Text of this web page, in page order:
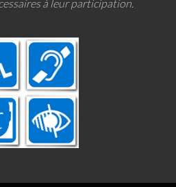
à leur participation.